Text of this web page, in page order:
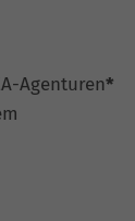
Agenturen*